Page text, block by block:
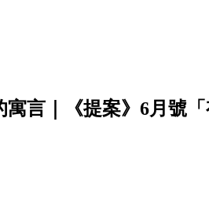
言｜《提案》6月號「